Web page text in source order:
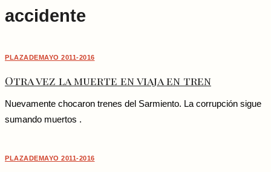
accidente
PLAZADEMAYO 2011-2016
Otra vez la muerte en viaja en tren
Nuevamente chocaron trenes del Sarmiento. La corrupción sigue
sumando muertos .
PLAZADEMAYO 2011-2016